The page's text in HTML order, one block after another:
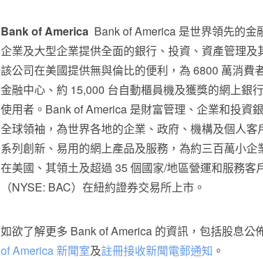
Bank of America Bank of America 是世界領先的
企業及大型企業提供全面的銀行、投資、資產管理及
該公司在美國提供無與倫比的便利，為 6800 萬消費
金融中心、約 15,000 台自動櫃員機及獲獎的網上銀
使用者。Bank of America 是財富管理、企業和投資
全球領袖，為世界各地的企業、政府、機構及個人
系列創新、易用的網上產品及服務，為約三百萬小
在美國、其領土及超過 35 個國家/地區營運和服務客
（NYSE: BAC）在紐約證券交易所上市。
如欲了解更多 Bank of America 的資訊，包括股息公
of America 新聞室及註冊接收新聞電郵通知 。